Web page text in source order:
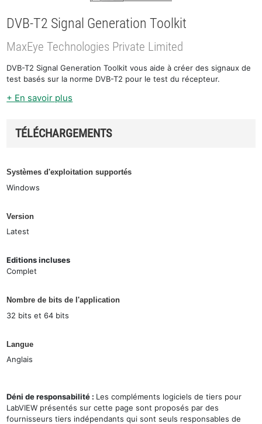
DVB-T2 Signal Generation Toolkit
MaxEye Technologies Private Limited
DVB-T2 Signal Generation Toolkit vous aide à créer des signaux de
test basés sur la norme DVB-T2 pour le test du récepteur.
+ En savoir plus
TÉLÉCHARGEMENTS
Systèmes d'exploitation supportés
Windows
Version
Latest
Editions incluses
Complet
Nombre de bits de l'application
32 bits et 64 bits
Langue
Anglais
Déni de responsabilité : Les compléments logiciels de tiers pour
LabVIEW présentés sur cette page sont proposés par des
fournisseurs tiers indépendants qui sont seuls responsables de